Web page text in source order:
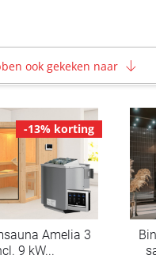
ook gekeken naar
-13% korting
Amelia 3
9 kW...